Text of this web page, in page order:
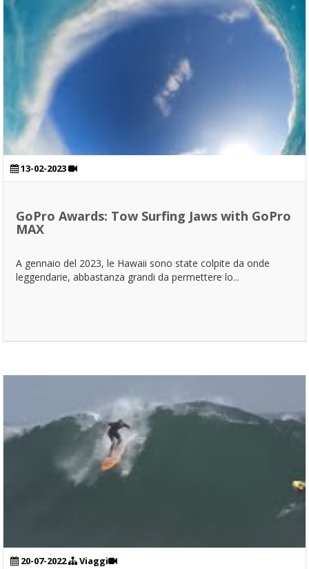
13-02-2023
GoPro Awards: Tow Surfing Jaws with GoPro
MAX
A gennaio del 2023, le Hawaii sono state colpite da onde
leggendarie, abbastanza grandi da permettere lo...
20-07-2022 Viaggi